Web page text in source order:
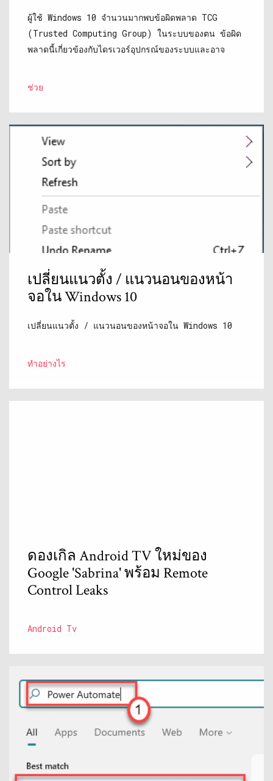
ผู้ใช้ Windows 10 จำนวนมากพบข้อผิดพลาด TCG
(Trusted Computing Group) ในระบบของตน ข้อผิด
พลาดนี้เกี่ยวข้องกับไดรเวอร์อุปกรณ์ของระบบและอาจ
ช่วย
เปลี่ยนแนวตั้ง / แนวนอนของหน้า
จอใน Windows 10
เปลี่ยนแนวตั้ง / แนวนอนของหน้าจอใน Windows 10
ทำอย่างไร
ดองเกิล Android TV ใหม่ของ
Google 'Sabrina' พร้อม Remote
Control Leaks
Android Tv